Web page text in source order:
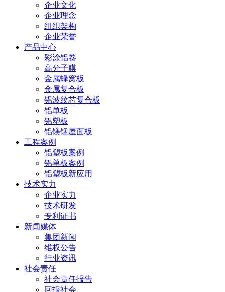
企业文化
企业理念
组织架构
企业荣誉
产品中心
彩涂铝卷
高分子膜
金属蜂窝板
金属复合板
铝波纹芯复合板
铝单板
铝塑板
铝镁锰屋面板
工程案例
铝塑板案例
铝单板案例
铝塑板新应用
技术实力
企业实力
技术研发
专利证书
新闻媒体
集团新闻
维权公告
行业资讯
社会责任
社会责任报告
回报社会